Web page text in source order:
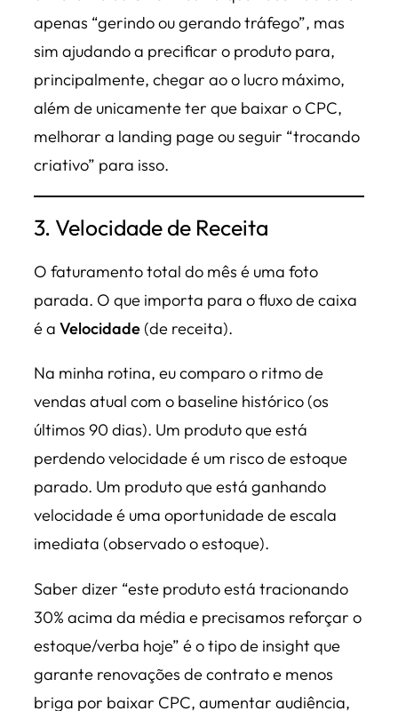
apenas “gerindo ou gerando tráfego”, mas
sim ajudando a precificar o produto para,
principalmente, chegar ao o lucro máximo,
além de unicamente ter que baixar o CPC,
melhorar a landing page ou seguir “trocando
criativo” para isso.
3. Velocidade de Receita
O faturamento total do mês é uma foto
parada. O que importa para o fluxo de caixa
é a Velocidade (de receita).
Na minha rotina, eu comparo o ritmo de
vendas atual com o baseline histórico (os
últimos 90 dias). Um produto que está
perdendo velocidade é um risco de estoque
parado. Um produto que está ganhando
velocidade é uma oportunidade de escala
imediata (observado o estoque).
Saber dizer “este produto está tracionando
30% acima da média e precisamos reforçar o
estoque/verba hoje” é o tipo de insight que
garante renovações de contrato e menos
briga por baixar CPC, aumentar audiência,